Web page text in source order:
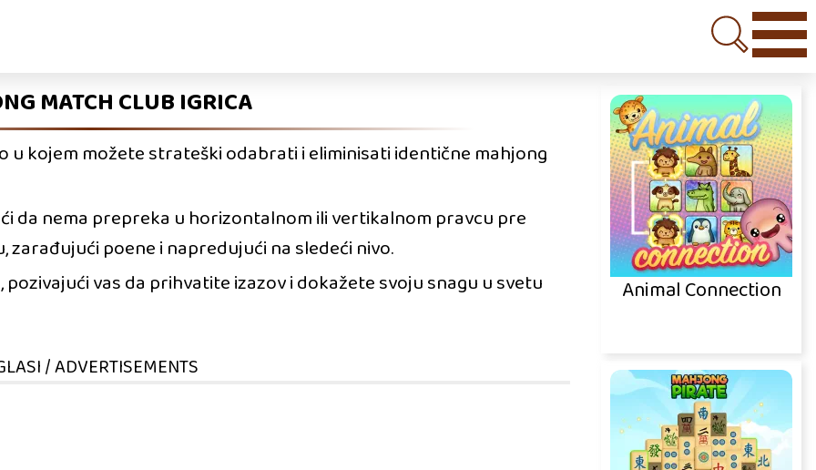
MATCH CLUB IGRICA
kojem možete strateški odabrati i eliminisati identične mahjong
da nema prepreka u horizontalnom ili vertikalnom pravcu pre
poene i napredujući na sledeći nivo.
vas da prihvatite izazov i dokažete svoju snagu u svetu
/ ADVERTISEMENTS
Animal Connection